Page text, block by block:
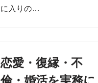
に入りの…
恋愛・復縁・不
倫・婚活を実務に